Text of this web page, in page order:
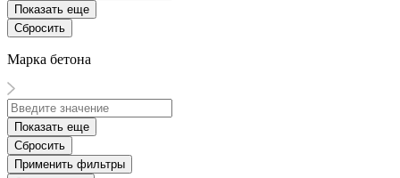
Показать еще
Сбросить
Марка бетона
Показать еще
Сбросить
Применить фильтры